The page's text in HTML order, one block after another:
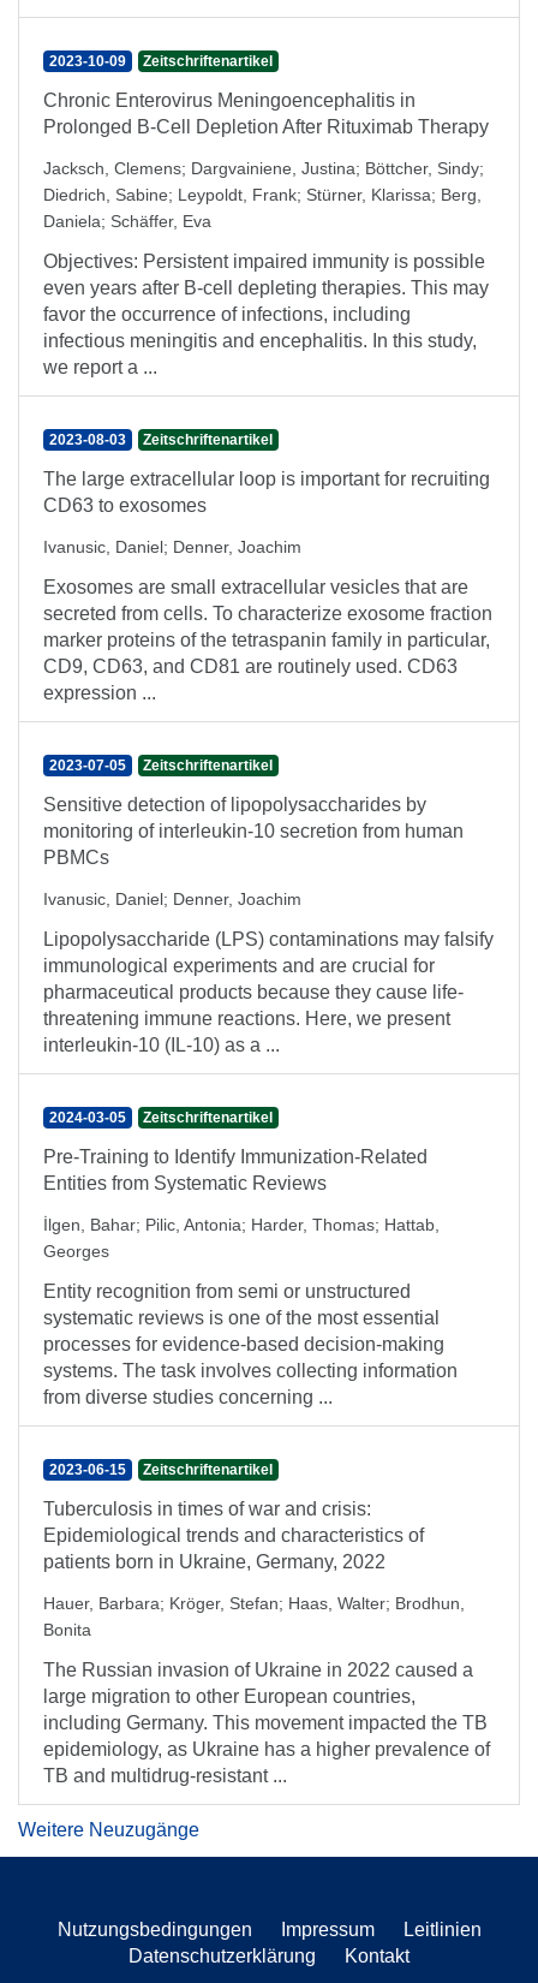
2023-10-09 Zeitschriftenartikel
Chronic Enterovirus Meningoencephalitis in
Prolonged B-Cell Depletion After Rituximab Therapy
Jacksch, Clemens; Dargvainiene, Justina; Böttcher, Sindy;
Diedrich, Sabine; Leypoldt, Frank; Stürner, Klarissa; Berg,
Daniela; Schäffer, Eva
Objectives: Persistent impaired immunity is possible
even years after B-cell depleting therapies. This may
favor the occurrence of infections, including
infectious meningitis and encephalitis. In this study,
we report a ...
2023-08-03 Zeitschriftenartikel
The large extracellular loop is important for recruiting
CD63 to exosomes
Ivanusic, Daniel; Denner, Joachim
Exosomes are small extracellular vesicles that are
secreted from cells. To characterize exosome fraction
marker proteins of the tetraspanin family in particular,
CD9, CD63, and CD81 are routinely used. CD63
expression ...
2023-07-05 Zeitschriftenartikel
Sensitive detection of lipopolysaccharides by
monitoring of interleukin-10 secretion from human
PBMCs
Ivanusic, Daniel; Denner, Joachim
Lipopolysaccharide (LPS) contaminations may falsify
immunological experiments and are crucial for
pharmaceutical products because they cause life-
threatening immune reactions. Here, we present
interleukin-10 (IL-10) as a ...
2024-03-05 Zeitschriftenartikel
Pre-Training to Identify Immunization-Related
Entities from Systematic Reviews
İlgen, Bahar; Pilic, Antonia; Harder, Thomas; Hattab,
Georges
Entity recognition from semi or unstructured
systematic reviews is one of the most essential
processes for evidence-based decision-making
systems. The task involves collecting information
from diverse studies concerning ...
2023-06-15 Zeitschriftenartikel
Tuberculosis in times of war and crisis:
Epidemiological trends and characteristics of
patients born in Ukraine, Germany, 2022
Hauer, Barbara; Kröger, Stefan; Haas, Walter; Brodhun,
Bonita
The Russian invasion of Ukraine in 2022 caused a
large migration to other European countries,
including Germany. This movement impacted the TB
epidemiology, as Ukraine has a higher prevalence of
TB and multidrug-resistant ...
Weitere Neuzugänge
Nutzungsbedingungen Impressum
Leitlinien
Datenschutzerklärung
Kontakt